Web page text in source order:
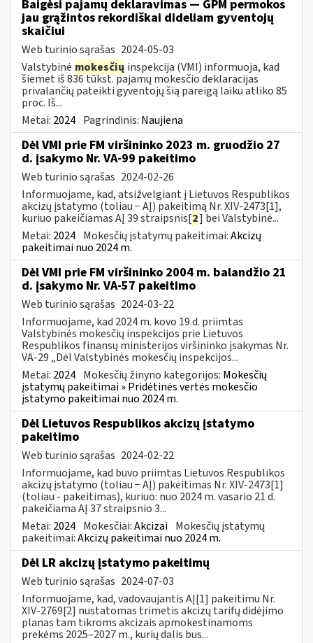
Baigėsi pajamų deklaravimas — GPM permokos
jau grąžintos rekordiškai dideliam gyventojų
skaičiui
Web turinio sąrašas 2024-05-03
Valstybinė mokesčių inspekcija (VMI) informuoja, kad
šiemet iš 836 tūkst. pajamų mokesčio deklaracijas
privalančių pateikti gyventojų šią pareigą laiku atliko 85
proc. Iš...
Metai: 2024 Pagrindinis: Naujiena
Dėl VMI prie FM viršininko 2023 m. gruodžio 27
d. įsakymo Nr. VA-99 pakeitimo
Web turinio sąrašas 2024-02-26
Informuojame, kad, atsižvelgiant į Lietuvos Respublikos
akcizų įstatymo (toliau − AĮ) pakeitimą Nr. XIV-2473[1],
kuriuo pakeičiamas AĮ 39 straipsnis[2] bei Valstybinė...
Metai: 2024 Mokesčių įstatymų pakeitimai:Akcizų
pakeitimai nuo 2024 m.
Dėl VMI prie FM viršininko 2004 m. balandžio 21
d. įsakymo Nr. VA-57 pakeitimo
Web turinio sąrašas 2024-03-22
Informuojame, kad 2024 m. kovo 19 d. priimtas
Valstybinės mokesčių inspekcijos prie Lietuvos
Respublikos finansų ministerijos viršininko įsakymas Nr.
VA-29 „Dėl Valstybinės mokesčių inspekcijos...
Metai: 2024 Mokesčių žinyno kategorijos: Mokesčių
įstatymų pakeitimai » Pridėtinės vertės mokesčio
įstatymo pakeitimai nuo 2024 m.
Dėl Lietuvos Respublikos akcizų įstatymo
pakeitimo
Web turinio sąrašas 2024-02-22
Informuojame, kad buvo priimtas Lietuvos Respublikos
akcizų įstatymo (toliau − AĮ) pakeitimas Nr. XIV-2473[1]
(toliau - pakeitimas), kuriuo: nuo 2024 m. vasario 21 d.
pakeičiama AĮ 37 straipsnio 3...
Metai: 2024 Mokesčiai:Akcizai Mokesčių įstatymų
pakeitimai:Akcizų pakeitimai nuo 2024 m.
Dėl LR akcizų įstatymo pakeitimų
Web turinio sąrašas 2024-07-03
Informuojame, kad, vadovaujantis AĮ[1] pakeitimu Nr.
XIV-2769[2] nustatomas trimetis akcizų tarifų didėjimo
planas tam tikroms akcizais apmokestinamoms
prekėms 2025–2027 m., kurių dalis bus...